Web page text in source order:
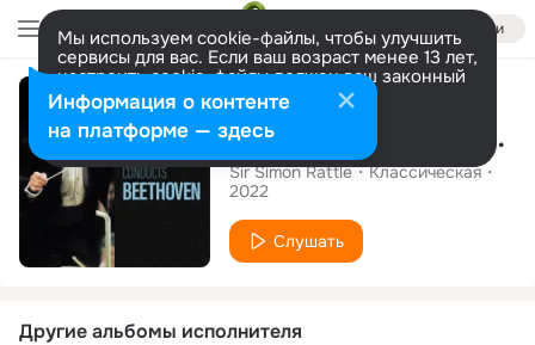
Войти
Мы используем cookie-файлы, чтобы улучшить
сервисы для вас. Если ваш возраст менее 13 лет,
настроить cookie-файлы должен ваш законный
представитель. Больше информации
Разрешить все Настроить
Альбом
Simon Rattle Conducts Beethoven
Sir Simon Rattle
Классическая
2022
Слушать
Другие альбомы исполнителя
Информация о контенте
на платформе — здесь